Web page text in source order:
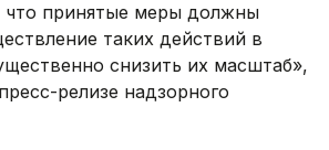
что принятые меры должны
таких действий в
снизить их масштаб»,
релизе надзорного